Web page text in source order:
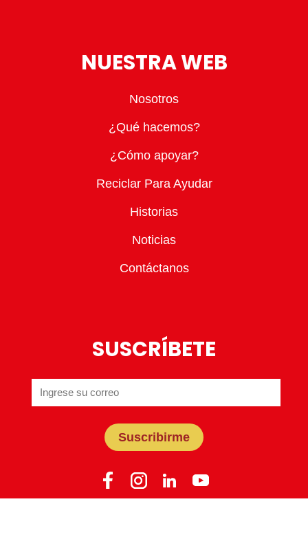
NUESTRA WEB
Nosotros
¿Qué hacemos?
¿Cómo apoyar?
Reciclar Para Ayudar
Historias
Noticias
Contáctanos
SUSCRÍBETE
Suscribirme